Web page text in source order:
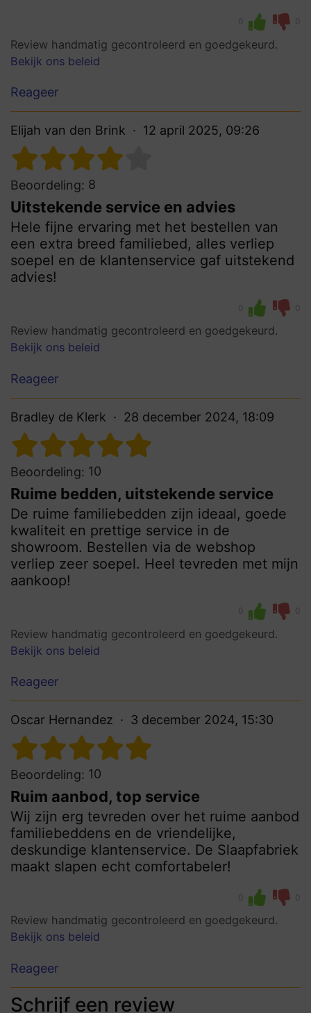
0 0
Review handmatig gecontroleerd en goedgekeurd.
Bekijk ons beleid
Reageer
Elijah van den Brink 12 april 2025, 09:26
Beoordeling: 8
Uitstekende service en advies
Hele fijne ervaring met het bestellen van
een extra breed familiebed, alles verliep
soepel en de klantenservice gaf uitstekend
advies!
0 0
Review handmatig gecontroleerd en goedgekeurd.
Bekijk ons beleid
Reageer
Bradley de Klerk 28 december 2024, 18:09
Beoordeling: 10
Ruime bedden, uitstekende service
De ruime familiebedden zijn ideaal, goede
kwaliteit en prettige service in de
showroom. Bestellen via de webshop
verliep zeer soepel. Heel tevreden met mijn
aankoop!
0 0
Review handmatig gecontroleerd en goedgekeurd.
Bekijk ons beleid
Reageer
Oscar Hernandez 3 december 2024, 15:30
Beoordeling: 10
Ruim aanbod, top service
Wij zijn erg tevreden over het ruime aanbod
familiebeddens en de vriendelijke,
deskundige klantenservice. De Slaapfabriek
maakt slapen echt comfortabeler!
0 0
Review handmatig gecontroleerd en goedgekeurd.
Bekijk ons beleid
Reageer
Schrijf een review